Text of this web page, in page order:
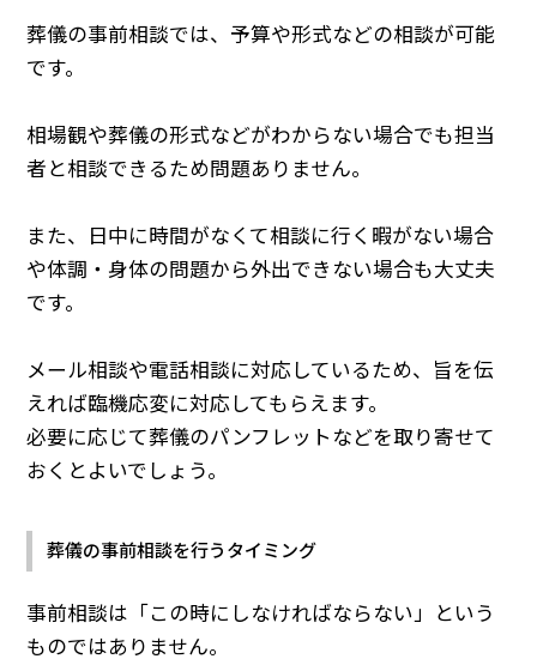
葬儀の事前相談では、予算や形式などの相談が可能
です。
相場観や葬儀の形式などがわからない場合でも担当
者と相談できるため問題ありません。
また、日中に時間がなくて相談に行く暇がない場合
や体調・身体の問題から外出できない場合も大丈夫
です。
メール相談や電話相談に対応しているため、旨を伝
えれば臨機応変に対応してもらえます。
必要に応じて葬儀のパンフレットなどを取り寄せて
おくとよいでしょう。
葬儀の事前相談を行うタイミング
事前相談は「この時にしなければならない」という
ものではありません。